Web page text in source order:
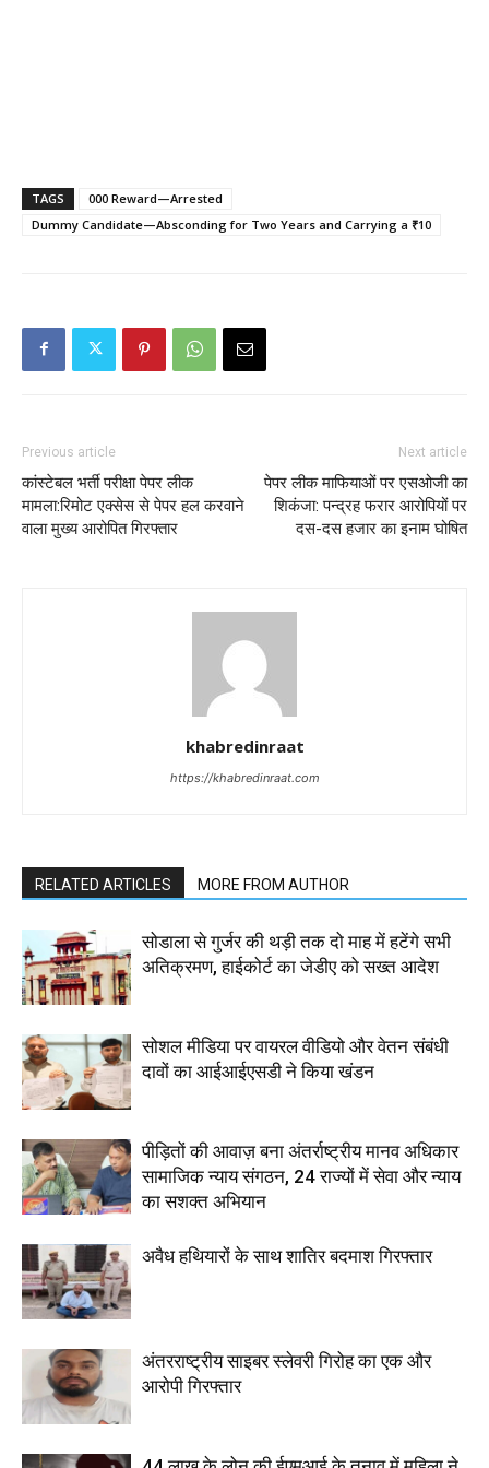
TAGS
000 Reward—Arrested
Dummy Candidate—Absconding for Two Years and Carrying a ₹10
Previous article
कांस्टेबल भर्ती परीक्षा पेपर लीक
मामला:रिमोट एक्सेस से पेपर हल करवाने
वाला मुख्य आरोपित गिरफ्तार
Next article
पेपर लीक माफियाओं पर एसओजी का
शिकंजा: पन्द्रह फरार आरोपियों पर
दस-दस हजार का इनाम घोषित
khabredinraat
https://khabredinraat.com
RELATED ARTICLES MORE FROM AUTHOR
सोडाला से गुर्जर की थड़ी तक दो माह में हटेंगे सभी
अतिक्रमण, हाईकोर्ट का जेडीए को सख्त आदेश
सोशल मीडिया पर वायरल वीडियो और वेतन संबंधी
दावों का आईआईएसडी ने किया खंडन
पीड़ितों की आवाज़ बना अंतर्राष्ट्रीय मानव अधिकार
सामाजिक न्याय संगठन, 24 राज्यों में सेवा और न्याय
का सशक्त अभियान
अवैध हथियारों के साथ शातिर बदमाश गिरफ्तार
अंतरराष्ट्रीय साइबर स्लेवरी गिरोह का एक और
आरोपी गिरफ्तार